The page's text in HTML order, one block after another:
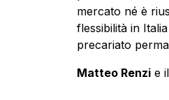
mercato né è
flessibilità in
precariato
Matteo Renzie il